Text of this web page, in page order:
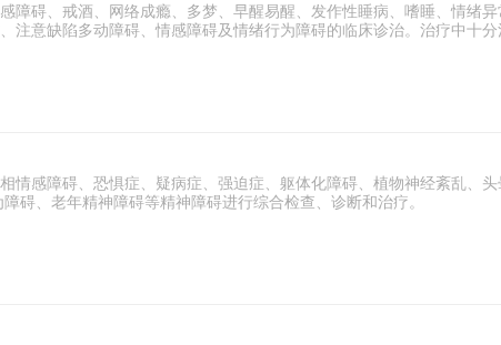
障碍、戒酒、网络成瘾、多梦、早醒易醒、发作性睡病、嗜睡、情绪
注意缺陷多动障碍、情感障碍及情绪行为障碍的临床诊治。治疗中十
情感障碍、恐惧症、疑病症、强迫症、躯体化障碍、植物神经紊乱、
碍、老年精神障碍等精神障碍进行综合检查、诊断和治疗。